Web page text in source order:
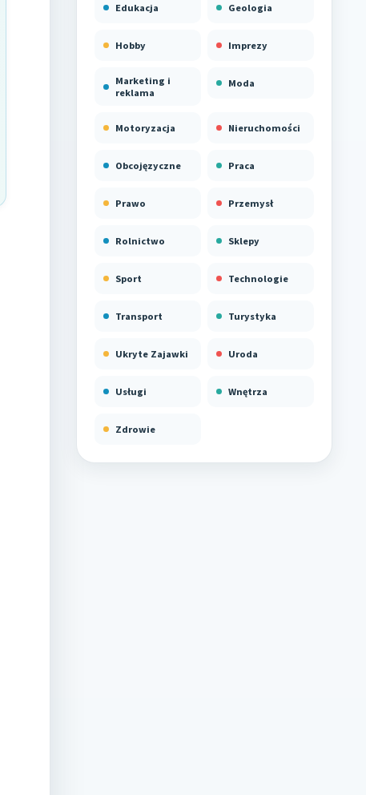
Edukacja Geologia
Hobby Imprezy
Marketing i
reklama
Moda
Motoryzacja Nieruchomości
Obcojęzyczne Praca
Prawo Przemysł
Rolnictwo Sklepy
Sport Technologie
Transport Turystyka
Ukryte Zajawki Uroda
Usługi Wnętrza
Zdrowie